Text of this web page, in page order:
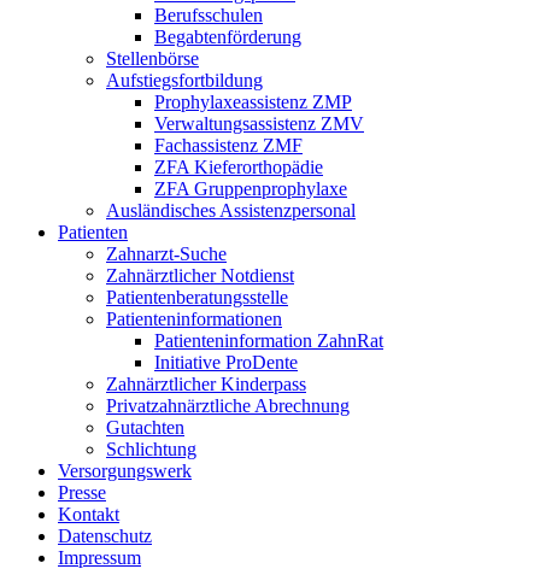
Berufsschulen
Begabtenförderung
Stellenbörse
Aufstiegsfortbildung
Prophylaxeassistenz ZMP
Verwaltungsassistenz ZMV
Fachassistenz ZMF
ZFA Kieferorthopädie
ZFA Gruppenprophylaxe
Ausländisches Assistenzpersonal
Patienten
Zahnarzt-Suche
Zahnärztlicher Notdienst
Patientenberatungsstelle
Patienteninformationen
Patienteninformation ZahnRat
Initiative ProDente
Zahnärztlicher Kinderpass
Privatzahnärztliche Abrechnung
Gutachten
Schlichtung
Versorgungswerk
Presse
Kontakt
Datenschutz
Impressum